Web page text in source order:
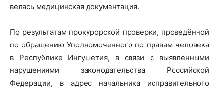
велась медицинская документация.
По результатам прокурорской проверки, проведённой
по обращению Уполномоченного по правам человека
в Республике Ингушетия, в связи с выявленными
нарушениями законодательства Российской
Федерации, в адрес начальника исправительного